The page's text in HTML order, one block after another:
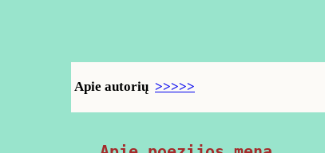
Apie autorių >>>>>